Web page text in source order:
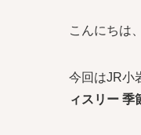
こんにちは
今回はJR小
ィスリー 季